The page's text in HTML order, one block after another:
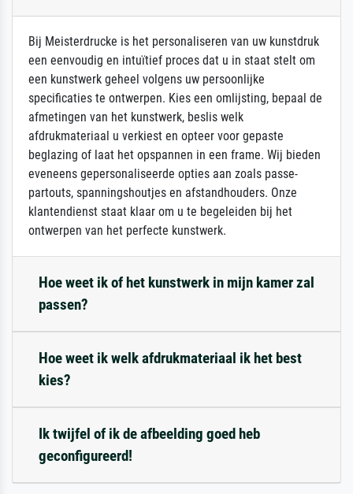
Bij Meisterdrucke is het personaliseren van uw kunstdruk
een eenvoudig en intuïtief proces dat u in staat stelt om
een kunstwerk geheel volgens uw persoonlijke
specificaties te ontwerpen. Kies een omlijsting, bepaal de
afmetingen van het kunstwerk, beslis welk
afdrukmateriaal u verkiest en opteer voor gepaste
beglazing of laat het opspannen in een frame. Wij bieden
eveneens gepersonaliseerde opties aan zoals passe-
partouts, spanningshoutjes en afstandhouders. Onze
klantendienst staat klaar om u te begeleiden bij het
ontwerpen van het perfecte kunstwerk.
Hoe weet ik of het kunstwerk in mijn kamer zal
passen?
Hoe weet ik welk afdrukmateriaal ik het best
kies?
Ik twijfel of ik de afbeelding goed heb
geconfigureerd!